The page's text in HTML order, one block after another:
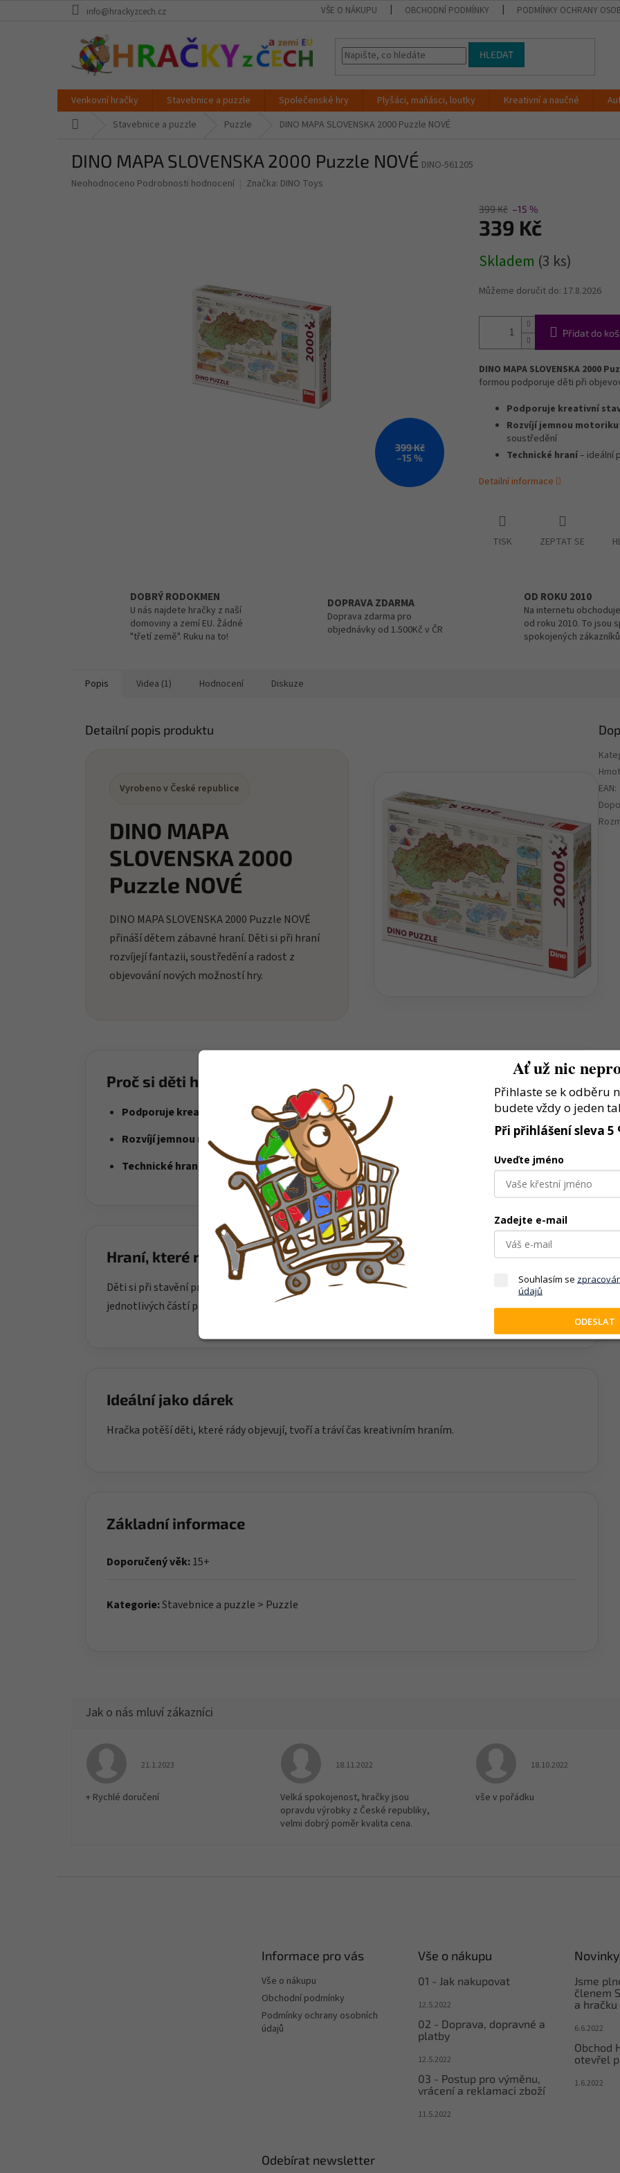
info@hrackyzcech.cz VŠE O NÁKUPU OBCHODNÍ PODMÍNKY PODMÍNKY OCHRANY
HLEDAT
Venkovní hračky Stavebnice a puzzle Společenské hry Plyšáci, maňásci, loutky Kreativní a naučné
Stavebnice a puzzle Puzzle DINO MAPA SLOVENSKA 2000 Puzzle NOVÉ
DINO MAPA SLOVENSKA 2000 Puzzle NOVÉ DINO-561205
Průměrné
Neohodnoceno Podrobnosti hodnocení Značka: DINO Toys
399 Kč
–15 %
399 Kč –15 %
339 Kč
cena:
Skladem (3 ks)
Můžeme doručit do: 17.8.2026
Přidat do
DINO MAPA SLOVENSKA 2000
formou podporuje děti při
Podporuje kreativní
Rozvíjí jemnou motoriku
soustředění
Technické hraní– ideální
Detailní informace
TISK ZEPTAT SE
DOBRÝ RODOKMEN
U nás najdete hračky z naší
domoviny a zemí EU. Žádné
"třetí země". Ruku na to!
DOPRAVA ZDARMA
Doprava zdarma pro
objednávky od 1.500Kč v ČR
OD ROKU 2010
Na internetu
od roku 2010. To jsou
spokojených
Popis Videa (1) Hodnocení Diskuze
Detailní popis produktu
Vyrobeno v České republice
DINO MAPA
SLOVENSKA 2000
Puzzle NOVÉ
DINO MAPA SLOVENSKA 2000 Puzzle NOVÉ
přináší dětem zábavné hraní. Děti si při hraní
rozvíjejí fantazii, soustředění a radost z
objevování nových možností hry.
Proč si děti hračku oblíbí?
Podporuje kreativní stavění– děti si sestaví vlastní model a hrají si podle fantazie
Rozvíjí jemnou motoriku
– skládání dílků podporuje přesnost, trpělivost i soustředění
Technické hraní
– ideální pro děti, které baví stroje, auta a tvoření
Hraní, které rozvíjí
Děti si při stavění procvičují jemnou motoriku, soustředění a technické myšlení. Skládání
jednotlivých částí podporuje trpělivost a dává prostor vlastní fantazii při následném hraní.
Ideální jako dárek
Hračka potěší děti, které rády objevují, tvoří a tráví čas kreativním hraním.
Základní informace
Doporučený věk:15+
Kategorie:Stavebnice a puzzle > Puzzle
EAN:
Hodnocení obchodu je 5 z 5 hvězdiček.
21.1.2023
+ Rychlé doručení
Hodnocení obchodu je 5 z 5 hvězdiček.
18.11.2022
Velká spokojenost, hračky jsou
opravdu výrobky z České republiky,
velmi dobrý poměr kvalita cena.
Hodnocení obchodu
18.10.2022
vše v pořádku
Informace pro vás
Vše o nákupu
Obchodní podmínky
Podmínky ochrany osobních
údajů
Vše o nákupu
01 - Jak nakupovat
12.5.2022
02 - Doprava, dopravné a
platby
12.5.2022
03 - Postup pro výměnu,
vrácení a reklamaci zboží
11.5.2022
Novinky
Jsme
členem
a hračku
6.6.2022
Obchod
otevřel
1.6.2022
Odebírat newsletter
Ať už nic
Přihlaste se k odběru
budete vždy o jeden
Při přihlášení sleva 5
Uveďte jméno
Zadejte e-mail
Souhlasím se
údajů
ODESLAT